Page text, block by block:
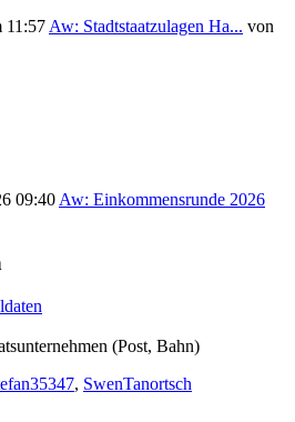
11:57 Aw: Stadtstaatzulagen Ha... von
09:40 Aw: Einkommensrunde 2026
(Post, Bahn)
, SwenTanortsch